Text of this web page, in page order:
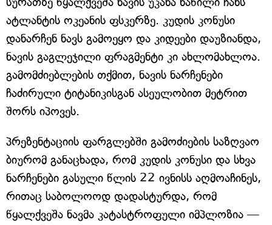
ატლანტის ოკეანის ფსკერზე. კუდის კონუსი
დანარჩენ ნავს გამოეყო და კიდეები დაუზიანდა,
ნავის გაგლეჯილი ფრაგმენტი კი ახლომახლოა.
გამომძიებლების თქმით, ნავის ნარჩენები
ჩაძირული ტიტანიკისგან ასეულობით მეტრით
შორს იპოვეს.
პრეზენტაციის ფარგლებში გამოძიების საზღვაო
ბიურომ განაცხადა, რომ კუდის კონუსი და სხვა
ნარჩენები გასული წლის 22 ივნისს აღმოაჩინეს,
რითაც საბოლოოდ დადასტურდა, რომ
წყალქვეშა ნავმა კატასტროფული იმპლოზია —